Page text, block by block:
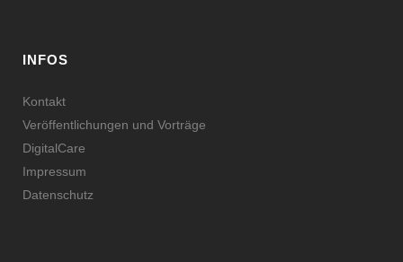
INFOS
Kontakt
Veröffentlichungen und Vorträge
DigitalCare
Impressum
Datenschutz